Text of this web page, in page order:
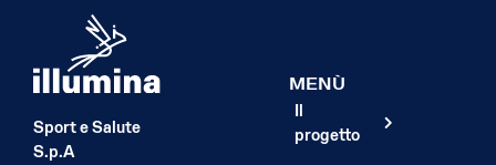
Sport e Salute
S.p.A
MENÙ
progetto